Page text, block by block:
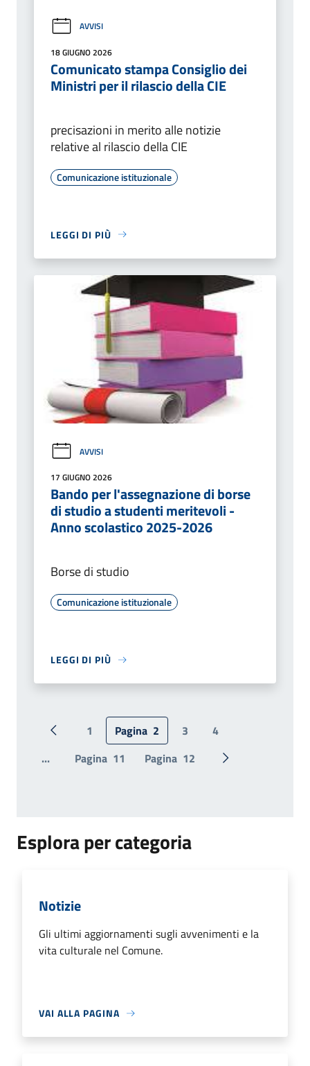
AVVISI
18 GIUGNO 2026
Comunicato stampa Consiglio dei
Ministri per il rilascio della CIE
precisazioni in merito alle notizie
relative al rilascio della CIE
Comunicazione istituzionale
LEGGI DI PIÙ
AVVISI
17 GIUGNO 2026
Bando per l'assegnazione di borse
di studio a studenti meritevoli -
Anno scolastico 2025-2026
Borse di studio
Comunicazione istituzionale
LEGGI DI PIÙ
Pagina precedente
1 Pagina 2 3
4
...
Pagina 11 Pagina 12 Pagina
Esplora per categoria
Notizie
Gli ultimi aggiornamenti sugli avvenimenti e la
vita culturale nel Comune.
VAI ALLA PAGINA